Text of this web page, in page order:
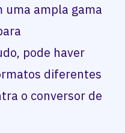
uma ampla gama
pode haver
diferentes
o conversor de